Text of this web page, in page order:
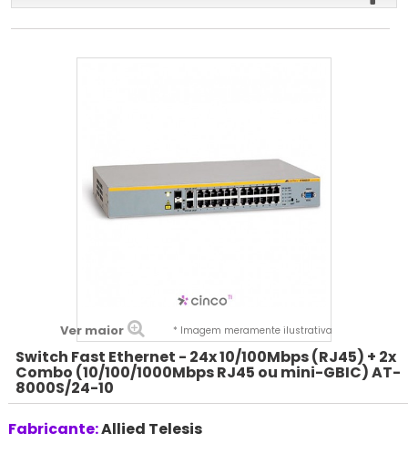
Ver maior * Imagem meramente ilustrativa
Switch Fast Ethernet - 24x 10/100Mbps (RJ45) + 2x
Combo (10/100/1000Mbps RJ45 ou mini-GBIC) AT-
8000S/24-10
Fabricante:Allied Telesis